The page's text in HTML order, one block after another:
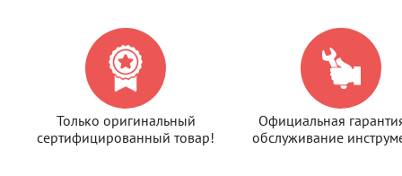
Только оригинальный
сертифицированный товар!
Официальная
обслуживание